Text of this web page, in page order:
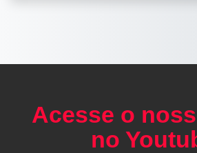
Acesse o
no